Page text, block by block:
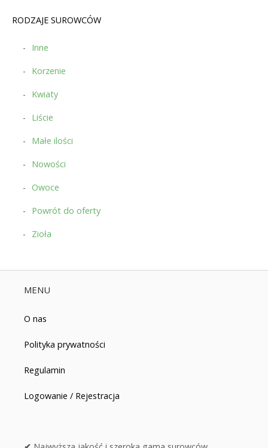
RODZAJE SUROWCÓW
Inne
Korzenie
Kwiaty
Liście
Małe ilości
Nowości
Owoce
Powrót do oferty
Zioła
MENU
O nas
Polityka prywatności
Regulamin
Logowanie / Rejestracja